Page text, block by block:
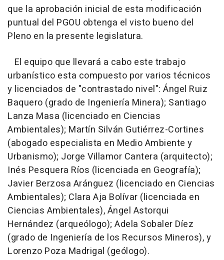
que la aprobación inicial de esta modificación
puntual del PGOU obtenga el visto bueno del
Pleno en la presente legislatura.
El equipo que llevará a cabo este trabajo
urbanístico esta compuesto por varios técnicos
y licenciados de "contrastado nivel": Ángel Ruiz
Baquero (grado de Ingeniería Minera); Santiago
Lanza Masa (licenciado en Ciencias
Ambientales); Martín Silván Gutiérrez-Cortines
(abogado especialista en Medio Ambiente y
Urbanismo); Jorge Villamor Cantera (arquitecto);
Inés Pesquera Ríos (licenciada en Geografía);
Javier Berzosa Aránguez (licenciado en Ciencias
Ambientales); Clara Aja Bolívar (licenciada en
Ciencias Ambientales), Ángel Astorqui
Hernández (arqueólogo); Adela Sobaler Díez
(grado de Ingeniería de los Recursos Mineros), y
Lorenzo Poza Madrigal (geólogo).